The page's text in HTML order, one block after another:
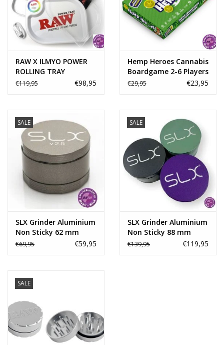
Rituals & Wierook
RAW X ILMYO POWER
ROLLING TRAY
€119,95 €98,95
Hemp Heroes Cannabis
Boardgame 2-6 Players
€29,95 €23,95
SALE
SLX Grinder Aluminium
Non Sticky 62 mm
€69,95 €59,95
SALE
SLX Grinder Aluminium
Non Sticky 88 mm
€139,95 €119,95
SALE